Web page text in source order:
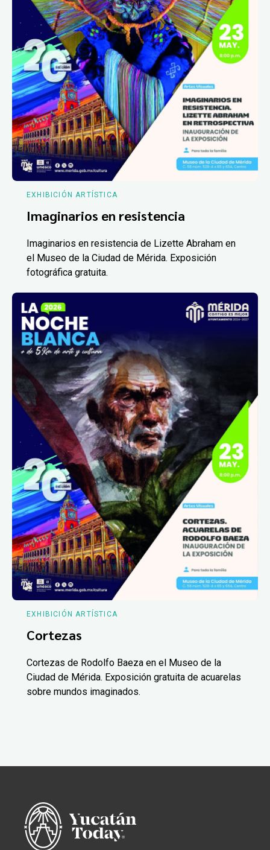
EXHIBICIÓN ARTÍSTICA
Imaginarios en resistencia
Imaginarios en resistencia de Lizette Abraham en
el Museo de la Ciudad de Mérida. Exposición
fotográfica gratuita.
EXHIBICIÓN ARTÍSTICA
Cortezas
Cortezas de Rodolfo Baeza en el Museo de la
Ciudad de Mérida. Exposición gratuita de acuarelas
sobre mundos imaginados.